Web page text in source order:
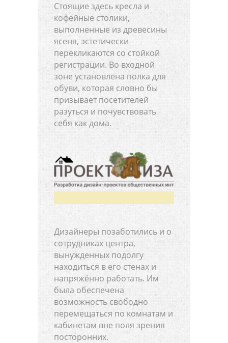
Стоящие здесь кресла и
кофейные столики,
выполненные из древесины
ясеня, эстетически
перекликаются со стойкой
регистрации. Во входной
зоне установлена полка для
обуви, которая словно бы
призывает посетителей
разуться и почувствовать
себя как дома.
Дизайнеры позаботились и о
сотрудниках центра,
вынужденных подолгу
находиться в его стенах и
напряжённо работать. Им
была обеспечена
возможность свободно
перемещаться по комнатам и
кабинетам вне поля зрения
посторонних.